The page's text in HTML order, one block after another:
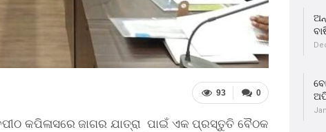
0
93
କପିଳାସରେ ଜାଗର ଯାତ୍ରା ପାଇଁ ଏକ ପ୍ରସ୍ତୁତି ବୈଠକ